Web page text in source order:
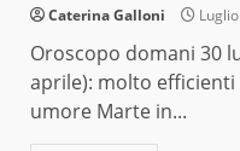
Caterina Galloni
Oroscopo domani 30
aprile): molto
umore Marte in...